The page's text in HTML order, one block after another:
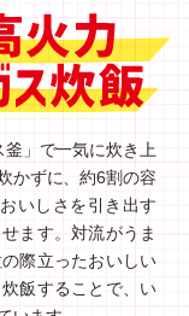
」で一気に炊き上
かずに、約6割の容
いしさを引き出す
ます。対流がうま
際立ったおいしい
飯することで、い